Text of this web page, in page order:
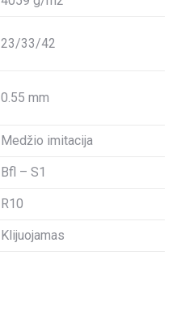
23/33/42
0.55 mm
Medžio imitacija
Bfl – S1
R10
Klijuojamas